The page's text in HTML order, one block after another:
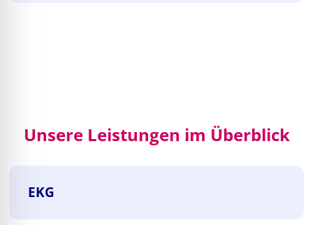
Unsere Leistungen im Überblick
EKG